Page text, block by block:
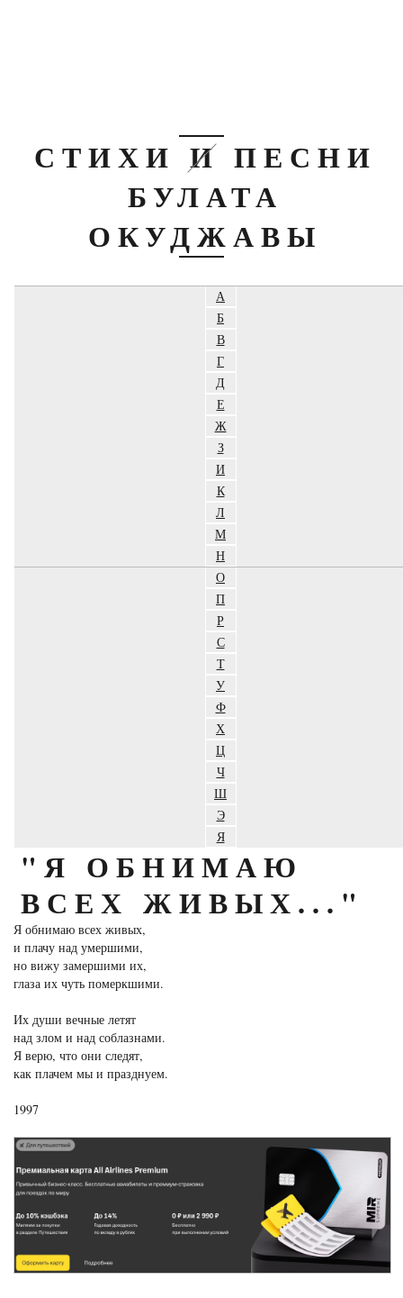
СТИХИ И ПЕСНИ
БУЛАТА
ОКУДЖАВЫ
А
Б
В
Г
Д
Е
Ж
З
И
К
Л
М
Н
О
П
Р
С
Т
У
Ф
Х
Ц
Ч
Ш
Э
Я
"Я ОБНИМАЮ
ВСЕХ ЖИВЫХ..."
Я обнимаю всех живых,
и плачу над умершими,
но вижу замершими их,
глаза их чуть померкшими.
Их души вечные летят
над злом и над соблазнами.
Я верю, что они следят,
как плачем мы и празднуем.
1997